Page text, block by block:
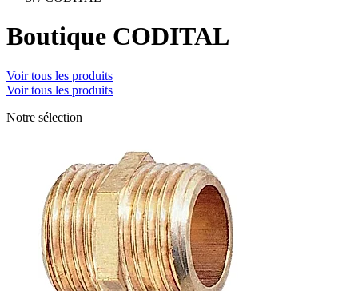
Boutique CODITAL
Voir tous les produits
Voir tous les produits
Notre sélection